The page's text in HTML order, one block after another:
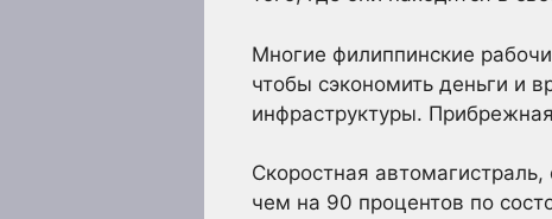
Многие филиппинские
чтобы сэкономить деньги и
инфраструктуры.
Скоростная
чем на 90 процентов по